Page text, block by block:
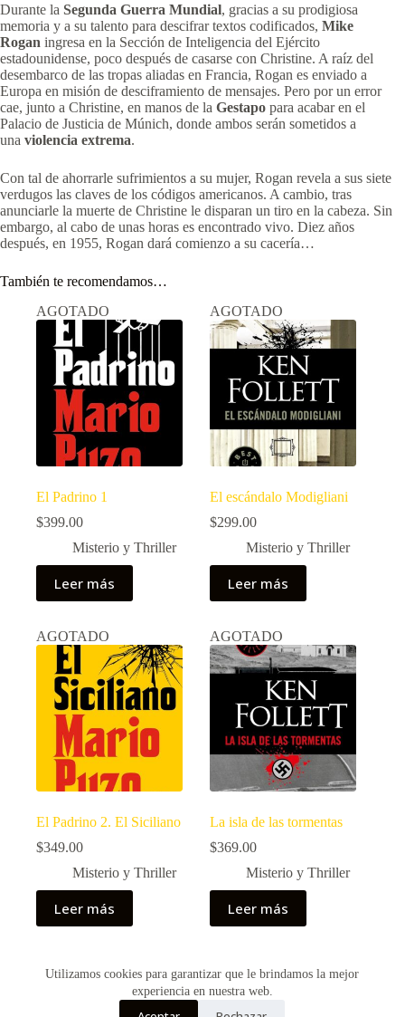
Utilizamos cookies para garantizar que le brindamos la mejor
experiencia en nuestra web.
Durante la Segunda Guerra Mundial, gracias a su prodigiosa
memoria y a su talento para descifrar textos codificados, Mike
Rogan ingresa en la Sección de Inteligencia del Ejército
estadounidense, poco después de casarse con Christine. A raíz del
desembarco de las tropas aliadas en Francia, Rogan es enviado a
Europa en misión de desciframiento de mensajes. Pero por un error
cae, junto a Christine, en manos de la Gestapo para acabar en el
Palacio de Justicia de Múnich, donde ambos serán sometidos a
una violencia extrema.
Con tal de ahorrarle sufrimientos a su mujer, Rogan revela a sus siete
verdugos las claves de los códigos americanos. A cambio, tras
anunciarle la muerte de Christine le disparan un tiro en la cabeza. Sin
embargo, al cabo de unas horas es encontrado vivo. Diez años
después, en 1955, Rogan dará comienzo a su cacería…
También te recomendamos…
AGOTADO
El Padrino 1
$399.00
Misterio y Thriller
Leer más
AGOTADO
El escándalo Modigliani
$299.00
Misterio y Thriller
Leer más
AGOTADO
El Padrino 2. El Siciliano
$349.00
Misterio y Thriller
Leer más
AGOTADO
La isla de las tormentas
$369.00
Misterio y Thriller
Leer más
Copyright © 2026 - Creado por Historias de Bolsillo